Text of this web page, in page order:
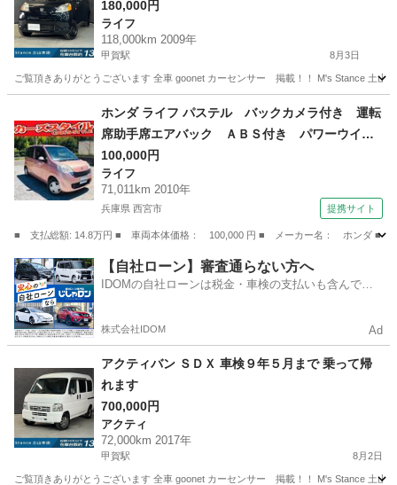
180,000円
ライフ
118,000km 2009年
甲賀駅 8月3日
ご覧頂きありがとうございます 全車 goonet カーセンサー 掲載！！ M's Stance 土
甲賀駅 ライフ
ホンダ ライフ パステル バックカメラ付き 運転
席助手席エアバック ＡＢＳ付き パワーウイン
ド キーレスエントリ ベンチシート スマート
キー フルオートエアコン 運転席エアバック
ＰＳ （検9.3）
100,000円
ライフ
71,011km 2010年
兵庫県 西宮市 提携サイト
■ 支払総額: 14.8万円 ■ 車両本体価格： 100,000 円 ■ メーカー名： ホンダ ■
兵庫 西宮市 ライフ
【自社ローン】審査通らない方へ
IDOMの自社ローンは税金・車検の支払いも含んでい
株式会社IDOM Ad
アクティバン ＳＤＸ 車検９年５月まで 乗って帰
れます
700,000円
アクティ
72,000km 2017年
甲賀駅 8月2日
ご覧頂きありがとうございます 全車 goonet カーセンサー 掲載！！ M's Stance 土